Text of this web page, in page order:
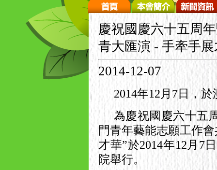
慶祝國慶六十五周
青大匯演 - 手牽手
2014-12-07
2014年12 月7日，於
為慶祝國慶六十五
門青年藝能志願工作
才華”於2014年12 月7日
院舉行。